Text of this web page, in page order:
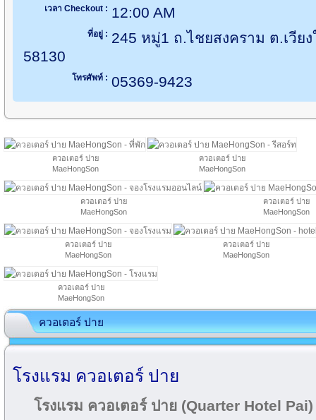
เวลา Checkout : 12:00 AM
ที่อยู่ : 245 หมู่1 ถ.ไชยสงคราม ต.เวีย
58130
โทรศัพท์ : 05369-9423
ควอเตอร์ ปาย
MaeHongSon
ควอเตอร์ ปาย
MaeHongSon
ควอเตอร์ ปาย
MaeHongSon
ควอเตอร์ ปาย
MaeHongSon
ควอเตอร์ ปาย
MaeHongSon
ควอเตอร์ ปาย
MaeHongSon
ควอเตอร์ ปาย
MaeHongSon
ควอเตอร์ ปาย
โรงแรม ควอเตอร์ ปาย
โรงแรม ควอเตอร์ ปาย (Quarter Hotel Pai)